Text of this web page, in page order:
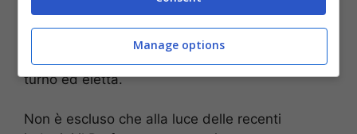
Lorenza Orefice. Il pestaggio doveva essere una
dimostrazione di forza guidata dalla Orefice,
che al ballottaggio capovolse l’esito del primo
turno ed eletta.
Non è escluso che alla luce delle recenti
Manage options